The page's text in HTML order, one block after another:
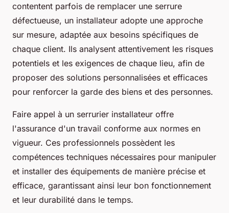
contentent parfois de remplacer une serrure
défectueuse, un installateur adopte une approche
sur mesure, adaptée aux besoins spécifiques de
chaque client. Ils analysent attentivement les risques
potentiels et les exigences de chaque lieu, afin de
proposer des solutions personnalisées et efficaces
pour renforcer la garde des biens et des personnes.
Faire appel à un serrurier installateur offre
l'assurance d'un travail conforme aux normes en
vigueur. Ces professionnels possèdent les
compétences techniques nécessaires pour manipuler
et installer des équipements de manière précise et
efficace, garantissant ainsi leur bon fonctionnement
et leur durabilité dans le temps.